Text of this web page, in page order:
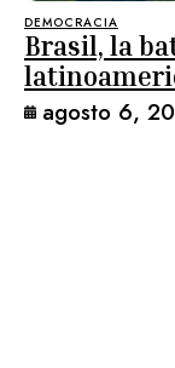
DEMOCRACIA
Brasil, la
agosto 6,